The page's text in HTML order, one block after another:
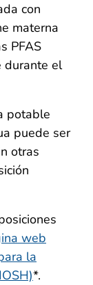
con
materna
PFAS
durante el
potable
puede ser
otras
web
la
*.